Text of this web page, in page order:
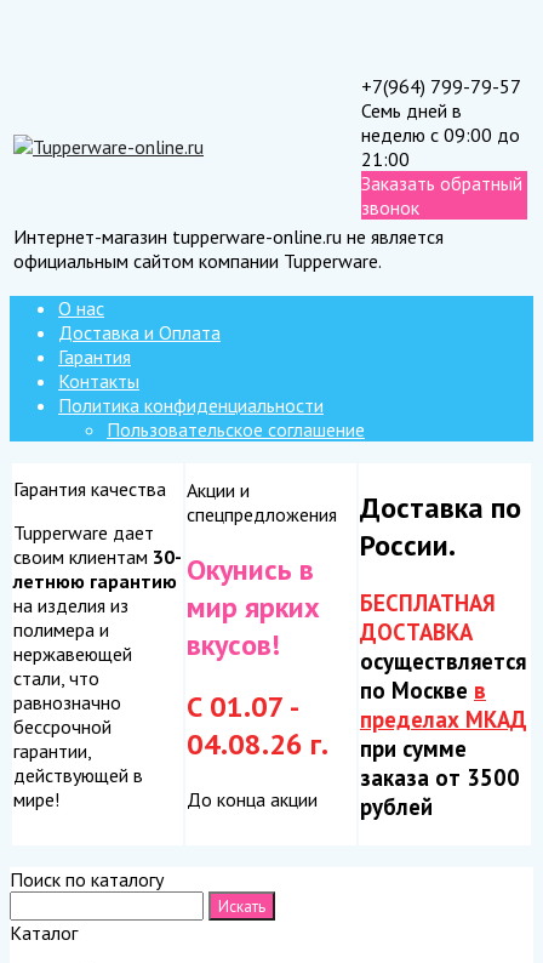
+7(964) 799-79-57
Семь дней в
неделю с 09:00 до
21:00
Заказать обратный
звонок
Интернет-магазин tupperware-online.ru не является
официальным сайтом компании Tupperware.
О нас
Доставка и Оплата
Гарантия
Контакты
Политика конфиденциальности
Пользовательское соглашение
Гарантия качества
Tupperware дает
своим клиентам 30-
летнюю гарантию
на изделия из
полимера и
нержавеющей
стали, что
равнозначно
бессрочной
гарантии,
действующей в
мире!
Акции и
спецпредложения
Окунись в
мир ярких
вкусов!
С 01.07 -
04.08.26 г.
До конца акции
Доставка по
России.
БЕСПЛАТНАЯ
ДОСТАВКА
осуществляется
по Москве в
пределах МКАД
при сумме
заказа от 3500
рублей
Поиск по каталогу
Каталог